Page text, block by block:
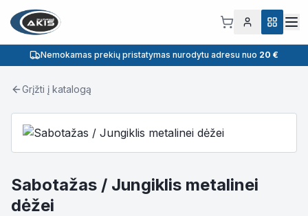
Nemokamas prekių pristatymas nurodytu adresu nuo 20 €
Grįžti į katalogą
Sabotažas / Jungiklis metalinei
dėžei